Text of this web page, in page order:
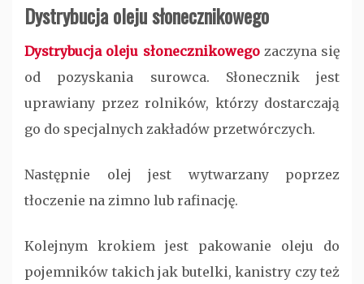
Dystrybucja oleju słonecznikowego
Dystrybucja oleju słonecznikowegozaczyna się
od pozyskania surowca. Słonecznik jest
uprawiany przez rolników, którzy dostarczają
go do specjalnych zakładów przetwórczych.
Następnie olej jest wytwarzany poprzez
tłoczenie na zimno lub rafinację.
Kolejnym krokiem jest pakowanie oleju do
pojemników takich jak butelki, kanistry czy też